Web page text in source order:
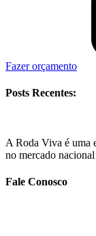
Fazer orçamento
Posts Recentes:
A Roda Viva é uma
no mercado
Fale Conosco